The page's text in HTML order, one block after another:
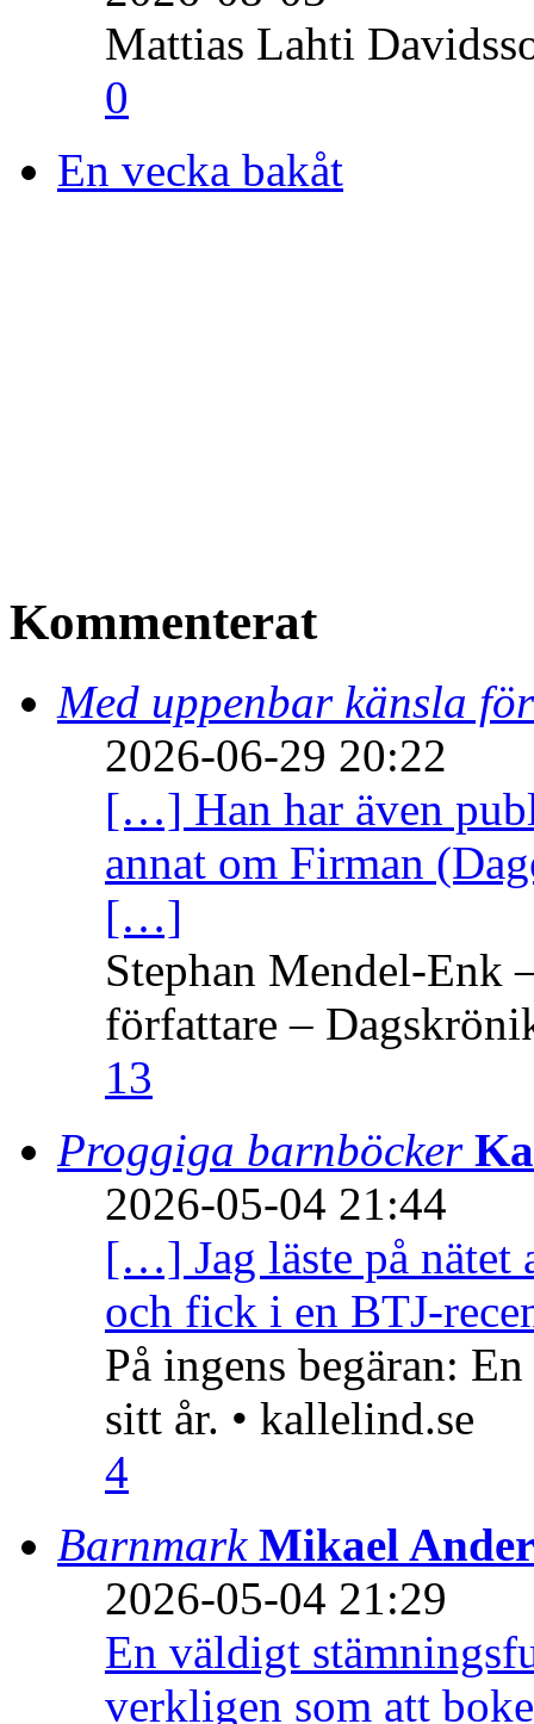
Mattias Lahti
0
En vecka bakåt
Kommenterat
Med uppenbar känsla
2026-06-29 20:22
[…] Han har även
annat om Firman
[…]
Stephan Mendel-Enk
författare –
13
Proggiga barnböcker
2026-05-04 21:44
[…] Jag läste på nätet
och fick i en BTJ-
På ingens begäran:
sitt år. • kallelind.se
4
Barnmark Mikael
2026-05-04 21:29
En väldigt
verkligen som att